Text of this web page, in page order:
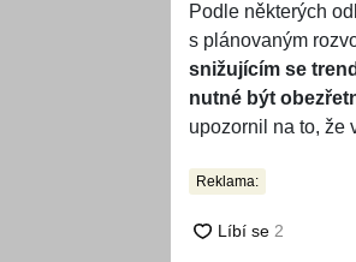
Podle některých
s plánovaným
snižujícím se
nutné být
upozornil na to, že
Reklama: